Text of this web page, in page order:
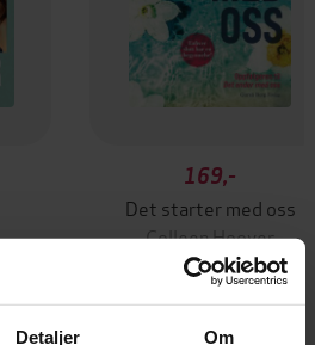
Detaljer Om
169,-
Det starter med oss
Colleen Hoover
EBOK